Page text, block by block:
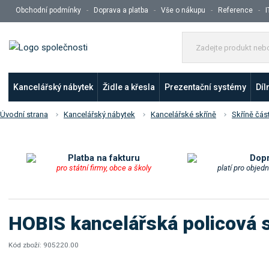
Obchodní podmínky Doprava a platba Vše o nákupu Reference
Kancelářský nábytek Židle a křesla Prezentační systémy
Úvodní strana Kancelářský nábytek Kancelářské skříně Skříně
Platba na fakturu
pro státní firmy, obce a školy platí pro
HOBIS kancelářská
Kód zboží: 905220.00